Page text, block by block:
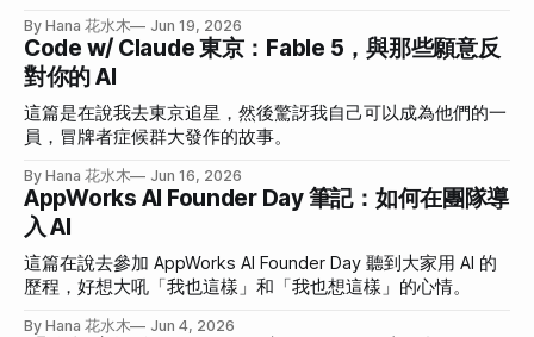
By Hana 花水木 Jun 19, 2026
Code w/ Claude 東京：Fable 5，與那些願意反
對你的 AI
這篇是在說我去東京追星，然後驚訝我自己可以成為他們的一
員，冒牌者症候群大發作的故事。
By Hana 花水木 Jun 16, 2026
AppWorks AI Founder Day 筆記：如何在團隊導
入 AI
這篇在說去參加 AppWorks AI Founder Day 聽到大家用 AI 的
歷程，好想大吼「我也這樣」和「我也想這樣」的心情。
By Hana 花水木 Jun 4, 2026